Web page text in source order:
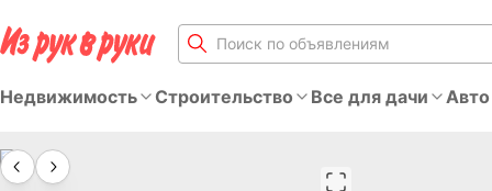
Недвижимость Строительство Все для дачи